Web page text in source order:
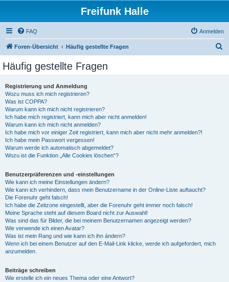
Freifunk Halle
FAQ Anmelden
Foren-Übersicht Häufig gestellte Fragen
Häufig gestellte Fragen
Registrierung und Anmeldung
Wozu muss ich mich registrieren?
Was ist COPPA?
Warum kann ich mich nicht registrieren?
Ich habe mich registriert, kann mich aber nicht anmelden!
Warum kann ich mich nicht anmelden?
Ich habe mich vor einiger Zeit registriert, kann mich aber nicht mehr anmelden?!
Ich habe mein Passwort vergessen!
Warum werde ich automatisch abgemeldet?
Wozu ist die Funktion „Alle Cookies löschen“?
Benutzerpräferenzen und -einstellungen
Wie kann ich meine Einstellungen ändern?
Wie kann ich verhindern, dass mein Benutzername in der Online-Liste auftaucht?
Die Forenuhr geht falsch!
Ich habe die Zeitzone eingestellt, aber die Forenuhr geht immer noch falsch!
Meine Sprache steht auf diesem Board nicht zur Auswahl!
Was sind das für Bilder, die bei meinem Benutzernamen angezeigt werden?
Wie verwende ich einen Avatar?
Was ist mein Rang und wie kann ich ihn ändern?
Wenn ich bei einem Benutzer auf den E-Mail-Link klicke, werde ich aufgefordert, mich
anzumelden.
Beiträge schreiben
Wie erstelle ich ein neues Thema oder eine Antwort?